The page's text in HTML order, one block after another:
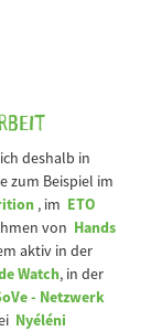
deshalb in
zum Beispiel im
, im ETO
von Hands
aktiv in der
Watch, in der
- Netzwerk
Nyéléni